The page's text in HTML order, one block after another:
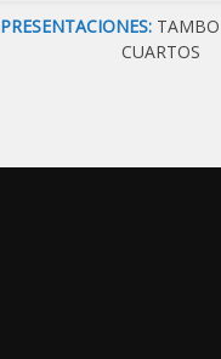
PRESENTACIONES:
CUARTOS